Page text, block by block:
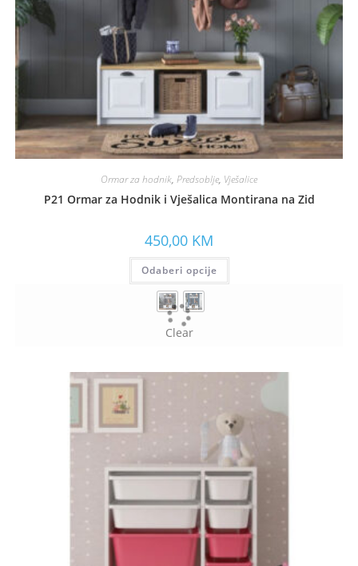
Ormar za hodnik, Predsoblje, Vješalice
P21 Ormar za Hodnik i Vješalica Montirana na Zid
450,00 KM
Odaberi opcije
Clear